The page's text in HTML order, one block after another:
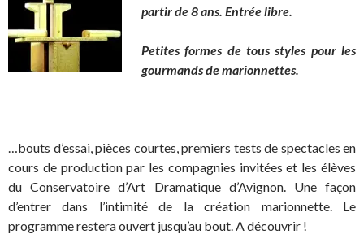
partir de 8 ans. Entrée libre.
Petites formes de tous styles pour les
gourmands de marionnettes.
…bouts d’essai, pièces courtes, premiers tests de spectacles en
cours de production par les compagnies invitées et les élèves
du Conservatoire d’Art Dramatique d’Avignon. Une façon
d’entrer dans l’intimité de la création marionnette. Le
programme restera ouvert jusqu’au bout. A découvrir !